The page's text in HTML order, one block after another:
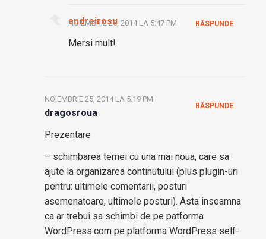
andreirosu
NOIEMBRIE 25, 2014 LA 5:47 PM
Mersi mult!
RĂSPUNDE
dragosroua
NOIEMBRIE 25, 2014 LA 5:19 PM
Prezentare
– schimbarea temei cu una mai noua, care sa
ajute la organizarea continutului (plus plugin-uri
pentru: ultimele comentarii, posturi
asemenatoare, ultimele posturi). Asta inseamna
ca ar trebui sa schimbi de pe patforma
WordPress.com pe platforma WordPress self-
RĂSPUNDE